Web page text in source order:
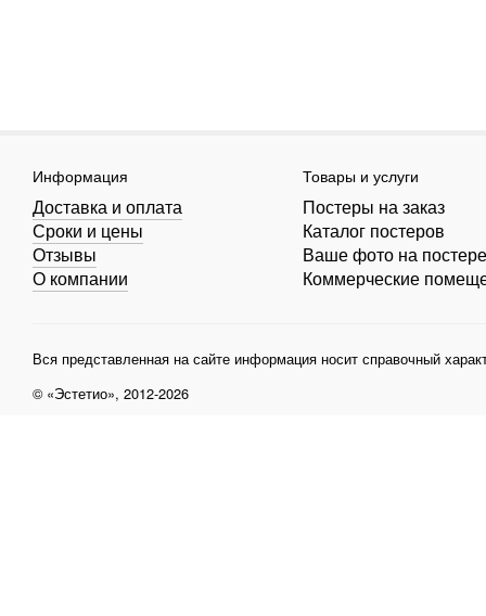
Информация
Доставка и оплата
Сроки и цены
Отзывы
О компании
Товары и услуги
Постеры на заказ
Каталог постеров
Ваше фото на постере
Коммерческие
Вся представленная на сайте информация носит справочный
© «Эстетио», 2012-2026